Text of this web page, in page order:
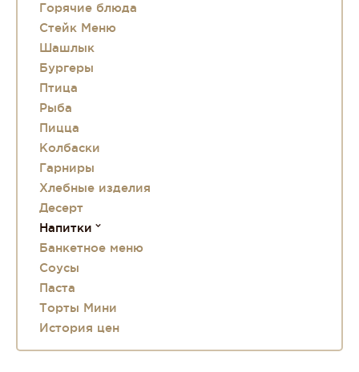
Горячие блюда
Стейк Меню
Шашлык
Бургеры
Птица
Рыба
Пицца
Колбаски
Гарниры
Хлебные изделия
Десерт
Напитки
Банкетное меню
Соусы
Паста
Торты Мини
История цен